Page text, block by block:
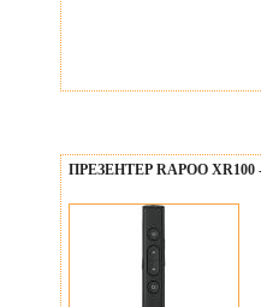
ПРЕЗЕНТЕР RAPOO